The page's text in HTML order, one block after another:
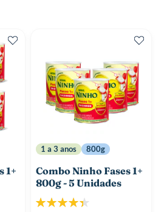
1+
1 a 3 anos 800g
Combo Ninho Fases 1+
800g - 5 Unidades
Classificação: